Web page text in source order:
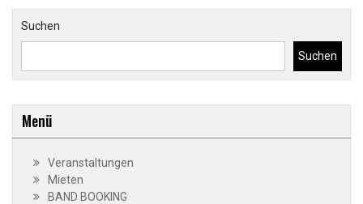
Suchen
Suchen
Menü
Veranstaltungen
Mieten
BAND BOOKING